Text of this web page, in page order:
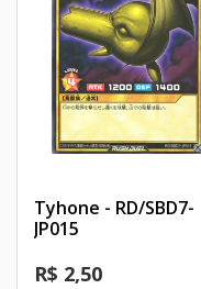
Tyhone - RD/SBD7-
JP015
R$ 2,50